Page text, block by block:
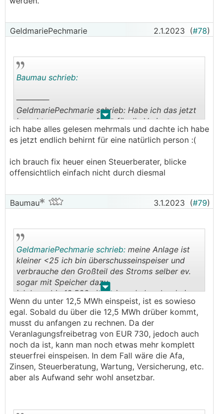
GeldmariePechmarie 2.1.2023 (#78)
. .
Baumau schrieb:
──────
GeldmariePechmarie schrieb: Habe ich das jetzt
korrekt zusammengefasst für die Variante
"Natürliche Person"
───────────────
Nein, hast du nicht. Bitte die Eingangsposts, die
Erklärungen in den Links durchlesen und
deinem Post wird vieles vermischt und
zusammengeworfen.
ich habe alles gelesen mehrmals und dachte ich habe
es jetzt endlich behirnt für eine natürlich person :(
ich brauch fix heuer einen Steuerberater, blicke
offensichtlich einfach nicht durch diesmal
Baumau 3.1.2023 (#79)
. .
GeldmariePechmarie schrieb: meine Anlage ist
kleiner <25 ich bin überschusseinspeiser und
verbrauche den Großteil des Stroms selber ev.
sogar mit Speicher dazu
ich kann bis 12.500 einspeisen, habe aber keine
Recht auf AFA oder UST oder falls ich für die PV
Anlage einen Kredit aufgenommen habe
Zinsenanrechnung in der Steuererklärung.
Wenn du unter 12,5 MWh einspeist, ist es sowieso
egal. Sobald du über die 12,5 MWh drüber kommt,
musst du anfangen zu rechnen. Da der
Veranlagungsfreibetrag von EUR 730, jedoch auch
noch da ist, kann man noch etwas mehr komplett
steuerfrei einspeisen. In dem Fall wäre die Afa,
Zinsen, Steuerberatung, Wartung, Versicherung, etc.
aber als Aufwand sehr wohl ansetzbar.